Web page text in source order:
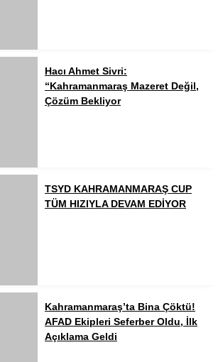
Hacı Ahmet Sivri:
“Kahramanmaraş Mazeret Değil,
Çözüm Bekliyor
TSYD KAHRAMANMARAŞ CUP
TÜM HIZIYLA DEVAM EDİYOR
Kahramanmaraş’ta Bina Çöktü!
AFAD Ekipleri Seferber Oldu, İlk
Açıklama Geldi